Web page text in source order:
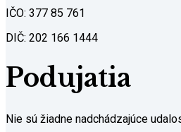
IČO: 377 85 761
DIČ: 202 166 1444
Podujatia
Nie sú žiadne nadchádzajúce